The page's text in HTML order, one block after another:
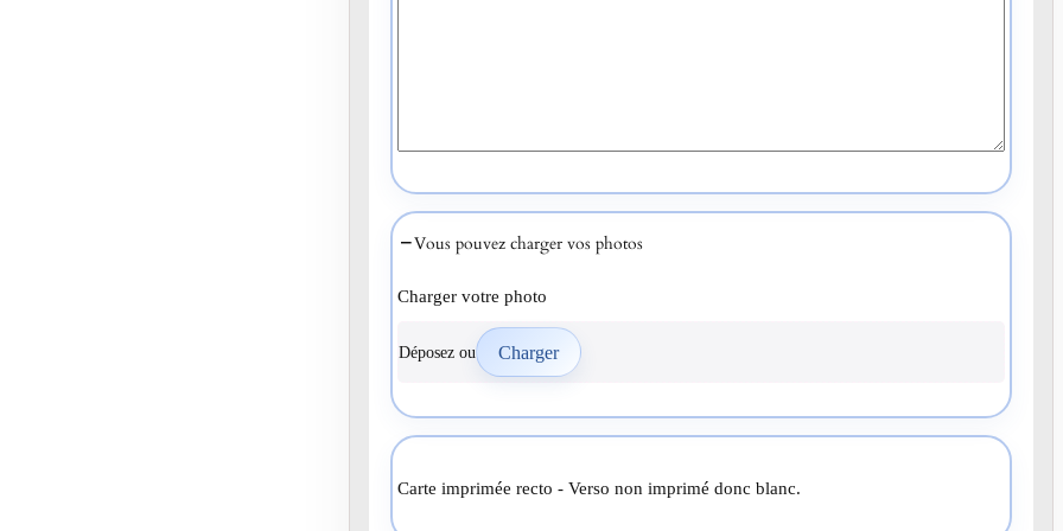
Vous pouvez charger vos photos
Charger votre photo
Déposez ou
Carte imprimée recto - Verso non imprimé donc blanc.